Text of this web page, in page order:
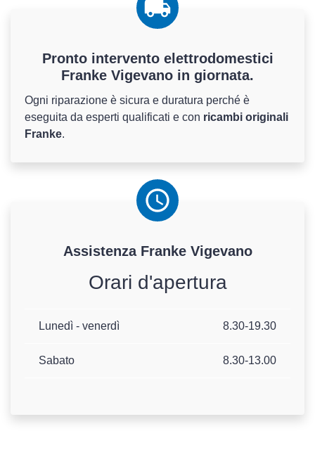
Pronto intervento elettrodomestici
Franke Vigevano in giornata.
Ogni riparazione è sicura e duratura perché è
eseguita da esperti qualificati e con ricambi originali
Franke.
Assistenza FrankeVigevano
Orari d'apertura
Lunedì - venerdì 8.30-19.30
Sabato 8.30-13.00